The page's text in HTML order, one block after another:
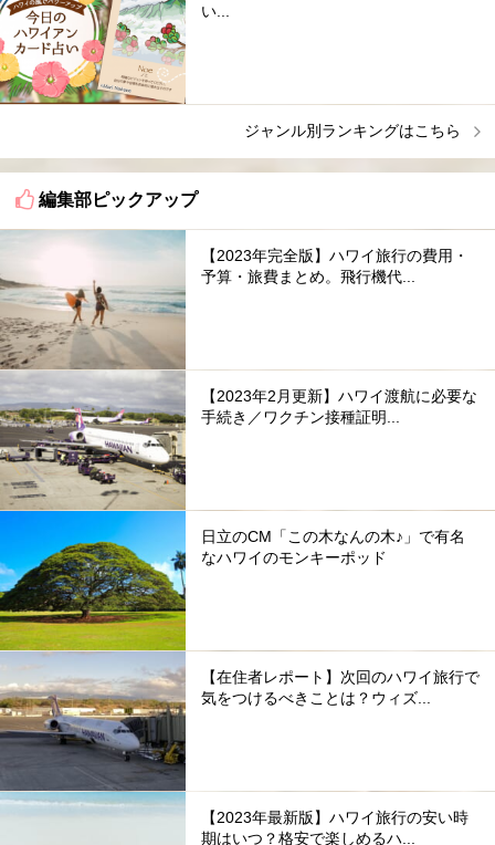
い...
ジャンル別ランキングはこちら
編集部ピックアップ
【2023年完全版】ハワイ旅行の費用・
予算・旅費まとめ。飛行機代...
【2023年2月更新】ハワイ渡航に必要な
手続き／ワクチン接種証明...
日立のCM「この木なんの木♪」で有名
なハワイのモンキーポッド
【在住者レポート】次回のハワイ旅行で
気をつけるべきことは？ウィズ...
【2023年最新版】ハワイ旅行の安い時
期はいつ？格安で楽しめるハ...